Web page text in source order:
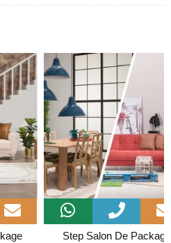
Step Salon De Package